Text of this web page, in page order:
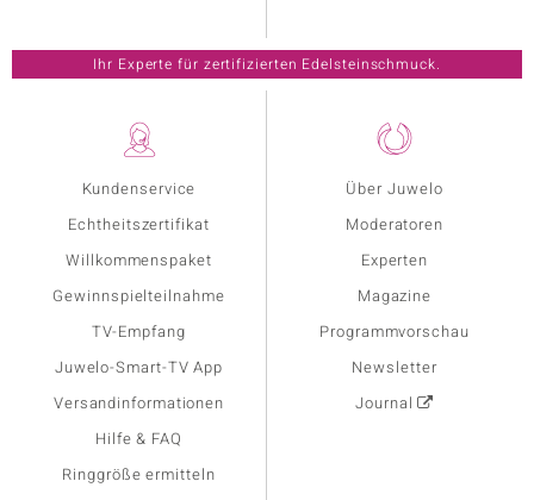
Kundenservice
Echtheitszertifikat
Willkommenspaket
Gewinnspielteilnahme
TV-Empfang
Juwelo-Smart-TV App
Versandinformationen
Hilfe & FAQ
Ringgröße ermitteln
Über Juwelo
Moderatoren
Experten
Magazine
Programmvorschau
Newsletter
Journal
Ihr Experte für zertifizierten Edelsteinschmuck.